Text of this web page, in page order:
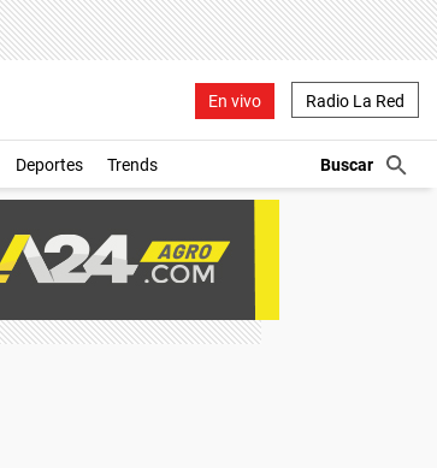
En vivo Radio La Red
Deportes Trends